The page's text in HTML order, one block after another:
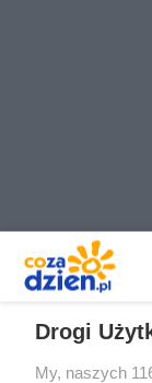
Drogi
My, naszych